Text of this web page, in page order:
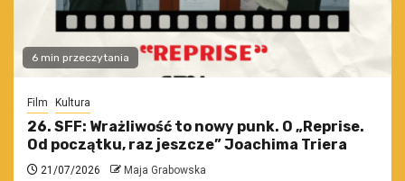
6 min przeczytania
Film Kultura
26. SFF: Wrażliwość to nowy punk. O „Reprise.
Od początku, raz jeszcze” Joachima Triera
21/07/2026 Maja Grabowska